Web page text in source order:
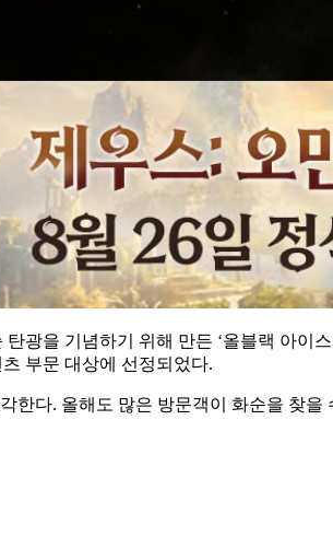
을 기념하기 위해 만든 ‘올블랙 아이스
부문 대상에 선정되었다.
다. 올해도 많은 방문객이 화순을 찾을